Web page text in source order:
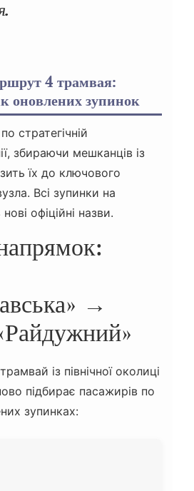
4 трамвая:
оновлених зупинок
стратегічній
збираючи мешканців із
їх до ключового
Всі зупинки на
офіційні назви.
→
із північної околиці
підбирає пасажирів по
зупинках: